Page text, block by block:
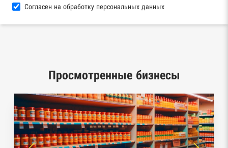
База исполнительного производства
Реестры лицензий: Росалкоголь,
Росздравнадзор, Рособрнадзор, Роскомнадзор,
Роспотребнадзор, Росприроднадзор,
Ростехнадзор
Реестр плановых проверок Реестр
Согласен на обработку персональных данных
Просмотренные бизнесы